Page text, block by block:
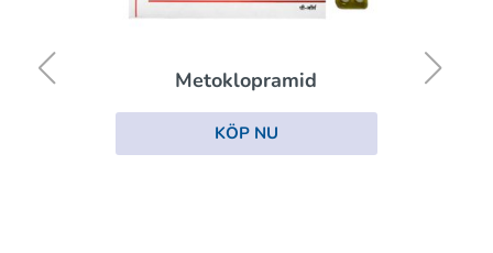
Metoklopramid
KÖP NU